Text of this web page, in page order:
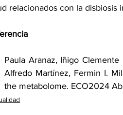
relacionados con la disbiosis
Paula Aranaz, Iñigo
Alfredo Martínez, Fermin I.
the metabolome. ECO2024